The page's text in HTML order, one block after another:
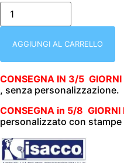
GIACCA
UOMO
|
LUNGA
SCIALLE
|
220
|
ISACCO
|
CREME
053005
quantità
AGGIUNGI AL CARRELLO
CONSEGNA IN 3/5 GIORNI
, senza personalizzazione.
CONSEGNA in 5/8 GIORNI
personalizzato con stampe